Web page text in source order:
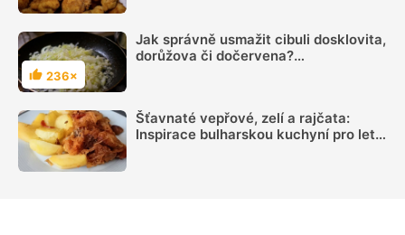
Hodnocení
236×
Jak správně usmažit cibuli dosklovita,
dorůžova či dočervena?
Šťavnaté vepřové, zelí a rajčata:
Inspirace bulharskou kuchyní pro letní